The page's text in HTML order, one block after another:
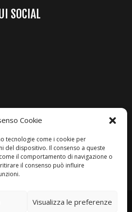
Cookie
tecnologie come i cookie per
del dispositivo. Il consenso a queste
il comportamento di navigazione o
il consenso può influire
Visualizza le preferenze
SOCIAL